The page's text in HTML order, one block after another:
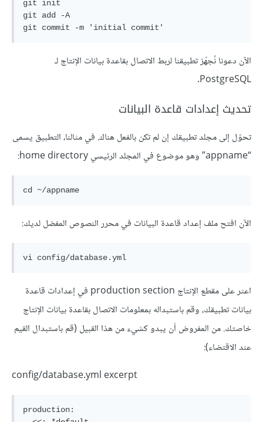
git init
git add -A
الآن دعونا نُجهّز تطبيقنا لربط الاتصال بقاعدة بيانات الإنتاج لـ
PostgreSQL.
تحديث إعدادات قاعدة البيانات
تحوّل إلى مجلد تطبيقك إن لم تكن بالفعل هناك. في مثالنا، التطبيق يسمى
“appname” وهو موضوع في المجلد الرئيسي home directory:
الآن افتح ملف إعداد قاعدة البيانات في محرر النصوص المفضل لديك:
اعثر على مقطع الإنتاج production section في إعدادات قاعدة
بيانات تطبيقك، وقم باستبداله بمعلومات الاتصال بقاعدة بيانات الإنتاج
خاصتك. من المفروض أن يبدو كشيء من هذا القبيل (قم باستبدال القيم
عند الاقتضاء):
config/database.yml excerpt
production: